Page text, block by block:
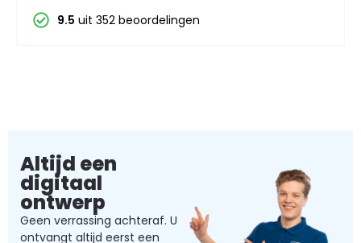
9.5 uit 352 beoordelingen
Altijd een
digitaal
ontwerp
Geen verrassing achteraf. U
ontvangt altijd eerst een